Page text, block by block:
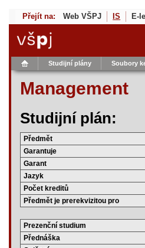
Přejít na: Web VŠPJ IS E-
Studijní plány Soubory
Management
Studijní plán:
Předmět
Garantuje
Garant
Jazyk
Počet kreditů
Předmět je prerekvizitou pro
Prezenční studium
Přednáška